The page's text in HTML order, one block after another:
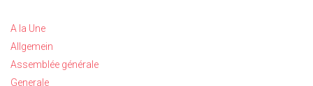
A la Une
Allgemein
Assemblée générale
Generale